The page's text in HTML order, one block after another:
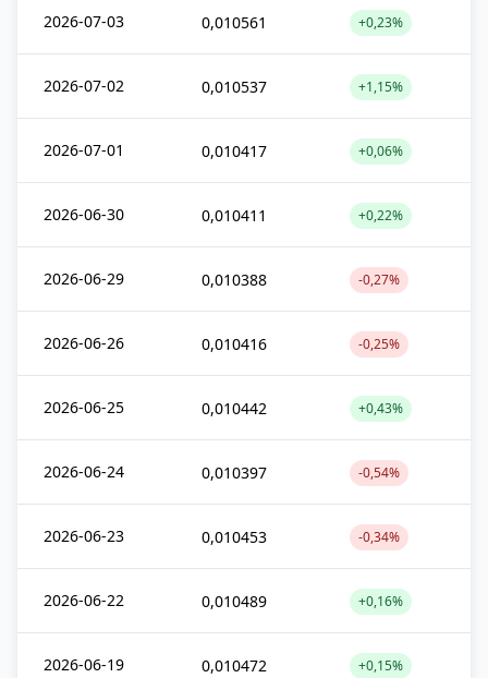
2026-07-03 0,010561 +0,23%
2026-07-02 0,010537 +1,15%
2026-07-01 0,010417 +0,06%
2026-06-30 0,010411 +0,22%
2026-06-29 0,010388 -0,27%
2026-06-26 0,010416 -0,25%
2026-06-25 0,010442 +0,43%
2026-06-24 0,010397 -0,54%
2026-06-23 0,010453 -0,34%
2026-06-22 0,010489 +0,16%
2026-06-19 0,010472 +0,15%